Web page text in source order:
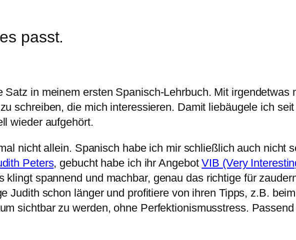
passt.
Satz in meinem ersten Spanisch-Lehrbuch. Mit irgendetwas
schreiben, die mich interessieren. Damit liebäugele ich
wieder aufgehört.
nicht allein. Spanisch habe ich mir schließlich auch nicht
Peters, gebucht habe ich ihr AngebotVIB (Very
spannend und machbar, genau das richtige für
Judith schon länger und profitiere von ihren Tipps, z.B.
sichtbar zu werden, ohne Perfektionismusstress.